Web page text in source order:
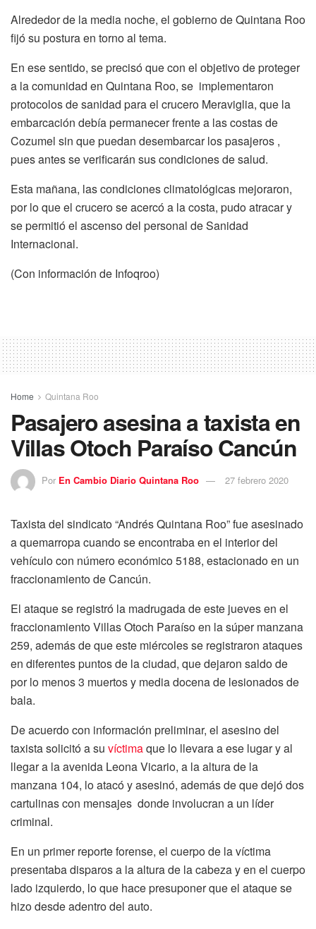
Alrededor de la media noche, el gobierno de Quintana Roo
fijó su postura en torno al tema.
En ese sentido, se precisó que con el objetivo de proteger
a la comunidad en Quintana Roo, se implementaron
protocolos de sanidad para el crucero Meraviglia, que la
embarcación debía permanecer frente a las costas de
Cozumel sin que puedan desembarcar los pasajeros ,
pues antes se verificarán sus condiciones de salud.
Esta mañana, las condiciones climatológicas mejoraron,
por lo que el crucero se acercó a la costa, pudo atracar y
se permitió el ascenso del personal de Sanidad
Internacional.
(Con información de Infoqroo)
Home Quintana Roo
Pasajero asesina a taxista en
Villas Otoch Paraíso Cancún
Por En Cambio Diario Quintana Roo 27 febrero 2020
Taxista del sindicato “Andrés Quintana Roo” fue asesinado
a quemarropa cuando se encontraba en el interior del
vehículo con número económico 5188, estacionado en un
fraccionamiento de Cancún.
El ataque se registró la madrugada de este jueves en el
fraccionamiento Villas Otoch Paraíso en la súper manzana
259, además de que este miércoles se registraron ataques
en diferentes puntos de la ciudad, que dejaron saldo de
por lo menos 3 muertos y media docena de lesionados de
bala.
De acuerdo con información preliminar, el asesino del
taxista solicitó a su víctimaque lo llevara a ese lugar y al
llegar a la avenida Leona Vicario, a la altura de la
manzana 104, lo atacó y asesinó, además de que dejó dos
cartulinas con mensajes donde involucran a un líder
criminal.
En un primer reporte forense, el cuerpo de la víctima
presentaba disparos a la altura de la cabeza y en el cuerpo
lado izquierdo, lo que hace presuponer que el ataque se
hizo desde adentro del auto.